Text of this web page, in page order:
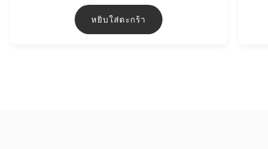
หยิบใส่ตะกร้า